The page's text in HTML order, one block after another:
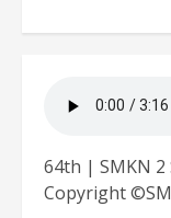
64th | SMKN 2
Copyright